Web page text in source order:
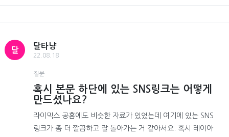
달
달타냥
22.08.18
질문
혹시 본문 하단에 있는 SNS링크는 어떻게
만드셨나요?
라이믹스 공홈에도 비슷한 자료가 있었는데 여기에 있는 SNS
링크가 좀 더 깔끔하고 잘 돌아가는 거 같아서요. 혹시 레이아